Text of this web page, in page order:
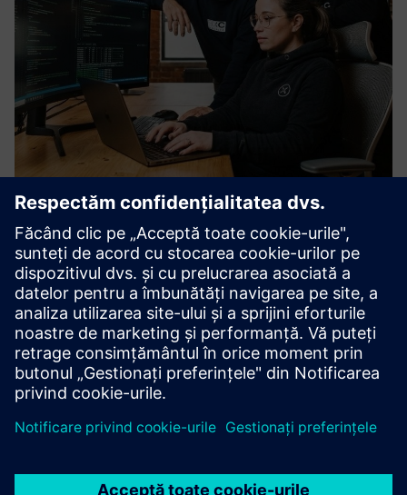
IDIAL
IDIAL este o soluție containerizată de automatizare a
identității pentru OT industrial. Automatizează înscrierea,
reînnoirea, revocarea și distribuirea certificatelor fără
agenți locali, se integrează cu OPC UA GDS Push și
asigură...
Aflați mai multe